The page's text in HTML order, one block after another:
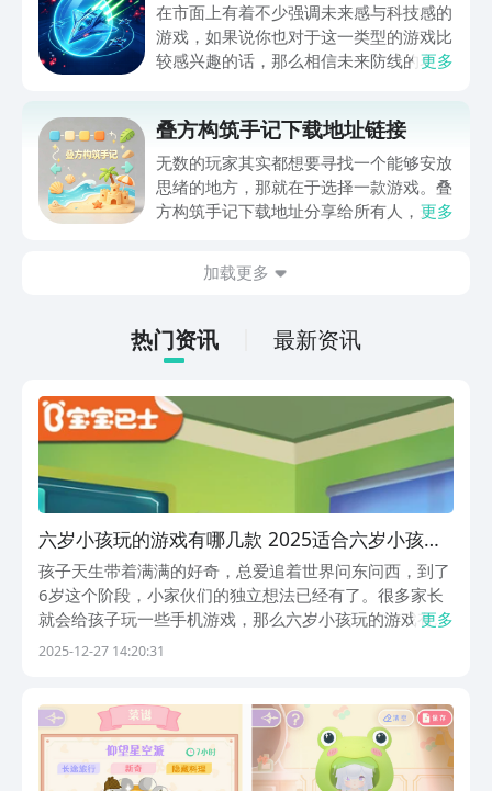
在市面上有着不少强调未来感与科技感的
游戏，如果说你也对于这一类型的游戏比
较感兴趣的话，那么相信未来防线的名字
关链接，在最近这款游戏的热度非常之
高，无论是先进前卫的背景设定，还是紧
张有趣的战斗玩法，都吸引着不少同学的
关注，你是否也想要提前进行预约，方便
更多
叠方构筑手记下载地址链接
无数的玩家其实都想要寻找一个能够安放
思绪的地方，那就在于选择一款游戏。叠
方构筑手记下载地址分享给所有人，这一
情。如果大家想要下载这款游戏，其实方
下游戏的主要乐趣吧。
更多
加载更多
热门资讯 最新资讯
六岁小孩玩的游戏有哪几款 2025适合六岁小孩玩
的游戏榜单
孩子天生带着满满的好奇，总爱追着世界问东问西，到了
6岁这个阶段，小家伙们的独立想法已经有了。很多家长
就会给孩子玩一些手机游戏，那么六岁小孩玩的游戏有哪
些呢？今天小编就着重给大家介绍一下这个问题。因为如
给...
更多
2025-12-27 14:20:31